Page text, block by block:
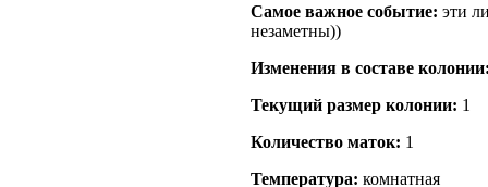
Самое важное событие: эти
незаметны))
Изменения в составе
Текущий размер кoлонии: 1
Количество маток: 1
Температура: комнатная